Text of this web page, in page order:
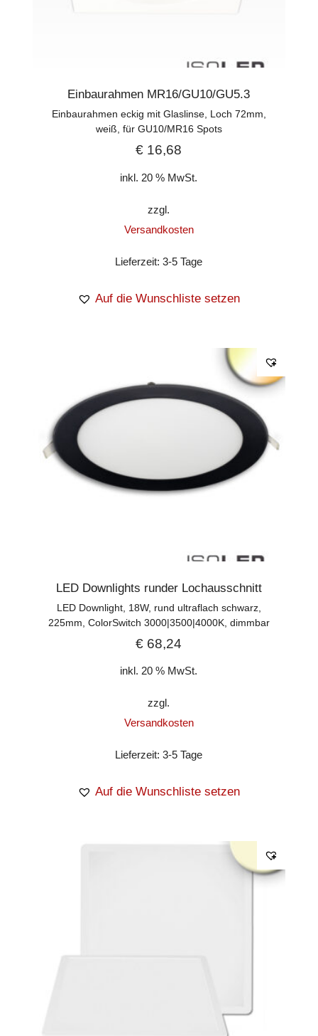
Einbaurahmen MR16/GU10/GU5.3
Einbaurahmen eckig mit Glaslinse, Loch 72mm,
weiß, für GU10/MR16 Spots
€ 16,68
inkl. 20 % MwSt.
zzgl.
Versandkosten
Lieferzeit:3-5 Tage
Auf die Wunschliste setzen
LED Downlights runder Lochausschnitt
LED Downlight, 18W, rund ultraflach schwarz,
225mm, ColorSwitch 3000|3500|4000K, dimmbar
€ 68,24
inkl. 20 % MwSt.
zzgl.
Versandkosten
Lieferzeit:3-5 Tage
Auf die Wunschliste setzen